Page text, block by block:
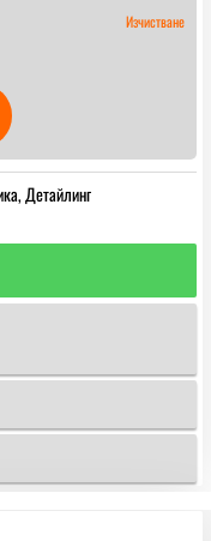
Изчистване
,Детайлинг